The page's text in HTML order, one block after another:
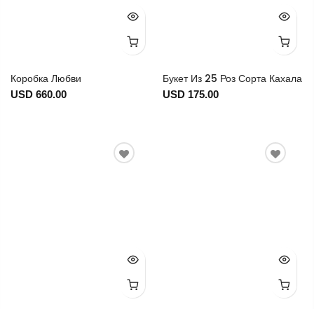
Коробка Любви
USD 660.00
Букет Из 25 Роз Сорта Кахала
USD 175.00